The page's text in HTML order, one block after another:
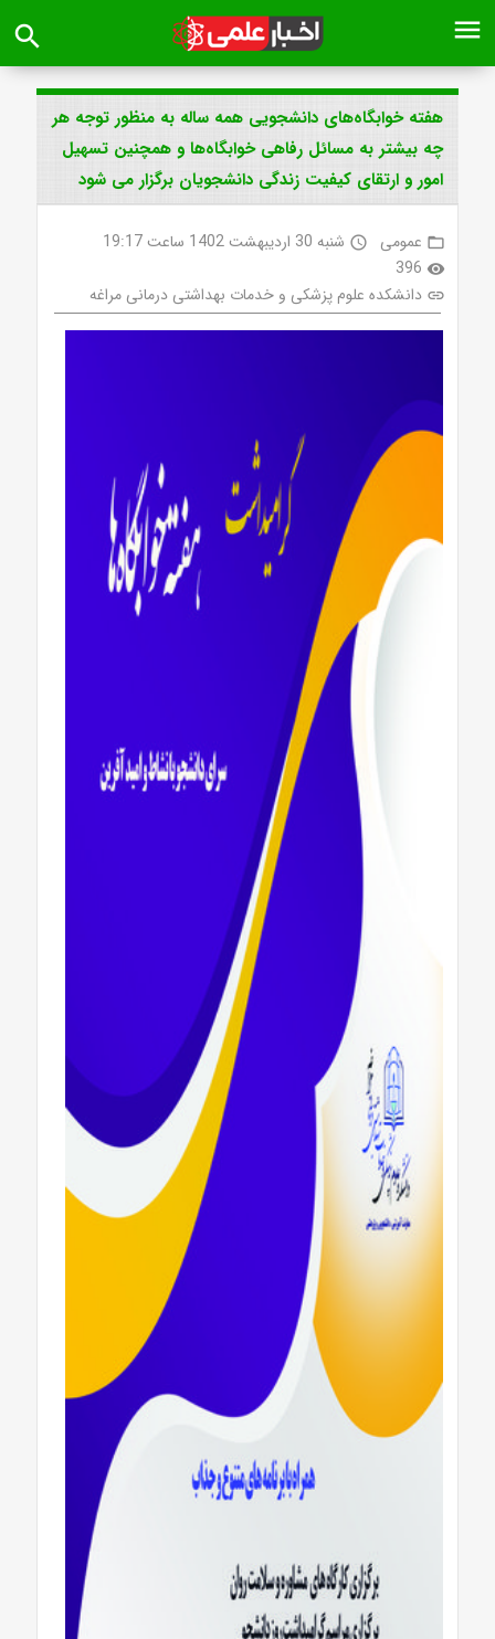
menu
search
هفته خوابگاه‌های دانشجویی همه ساله به منظور توجه هر
چه بیشتر به مسائل رفاهی خوابگاه‌ها و همچنین تسهیل
امور و ارتقای کیفیت زندگی دانشجویان برگزار می شود
folder_open عمومی access_time شنبه 30 اردیبهشت 1402 ساعت 19:17
visibility
396
link دانشکده علوم پزشکی و خدمات بهداشتی درمانی مراغه